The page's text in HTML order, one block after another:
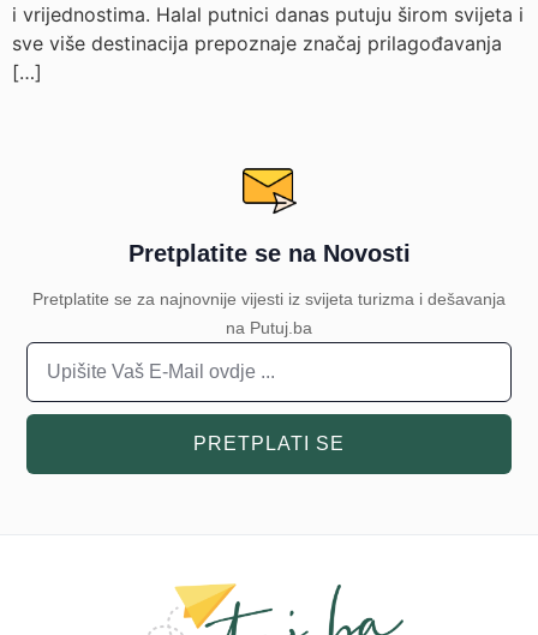
i vrijednostima. Halal putnici danas putuju širom svijeta i
sve više destinacija prepoznaje značaj prilagođavanja
[…]
Pretplatite se na Novosti
Pretplatite se za najnovnije vijesti iz svijeta turizma i dešavanja
na Putuj.ba
PRETPLATI SE